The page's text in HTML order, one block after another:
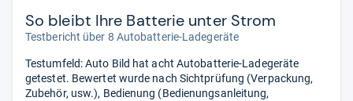
So bleibt Ihre Batterie unter Strom
Testbericht über 8 Autobatterie-Ladegeräte
Testumfeld: Auto Bild hat acht Autobatterie-Ladegeräte
getestet. Bewertet wurde nach Sichtprüfung (Verpackung,
Zubehör, usw.), Bedienung (Bedienungsanleitung,